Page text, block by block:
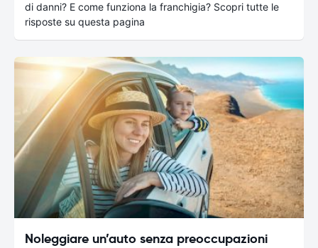
di danni? E come funziona la franchigia? Scopri tutte le
risposte su questa pagina
Noleggiare un’auto senza preoccupazioni